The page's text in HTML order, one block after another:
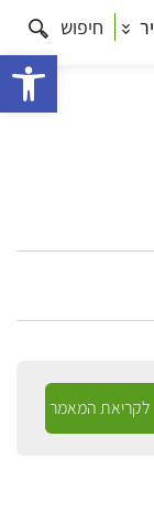
חיפוש
לקריאת המאמר